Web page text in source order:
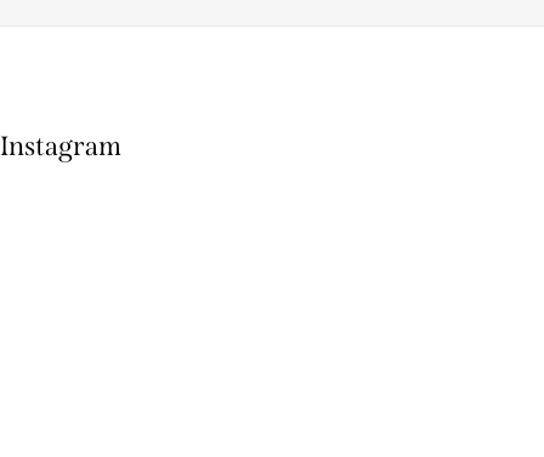
Instagram